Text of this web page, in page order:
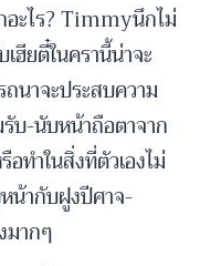
อะไร? Timmyนึกไม่
ฮียตี๋ในครานี้น่าจะ
นาจะประสบความ
รับ-นับหน้าถือตาจาก
ทำในสิ่งที่ตัวเองไม่
น้ากับฝูงปีศาจ-
มากๆ